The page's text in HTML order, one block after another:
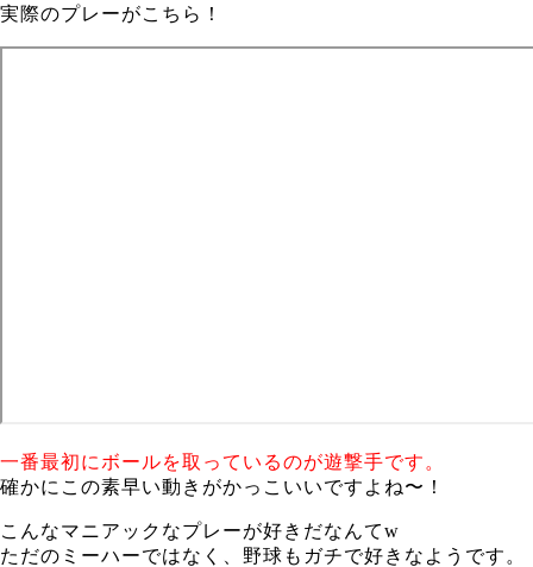
実際のプレーがこちら！
一番最初にボールを取っているのが遊撃手です。
確かにこの素早い動きがかっこいいですよね〜！
こんなマニアックなプレーが好きだなんてw
ただのミーハーではなく、野球もガチで好きなようです。